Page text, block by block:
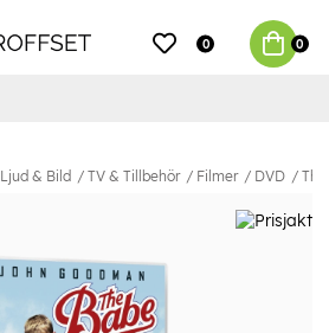
0 0
Ljud & Bild TV & Tillbehör Filmer DVD